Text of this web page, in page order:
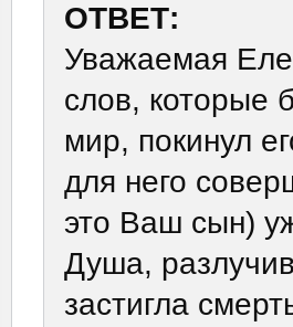
ОТВЕТ:
Уважаемая
слов, которые
мир, покинул
для него
это Ваш сын)
Душа,
застигла